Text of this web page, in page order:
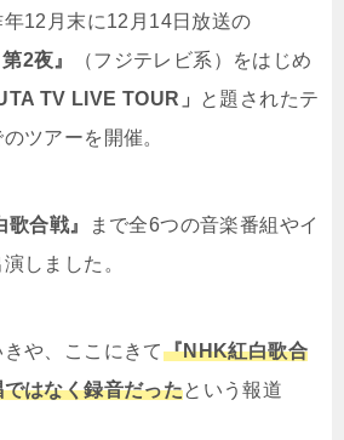
12月末に12月14日放送の
2夜』
（フジテレビ系）をはじめ
TV LIVE TOUR」
と題されたテ
ツアーを開催。
歌合戦』
まで全6つの音楽番組やイ
しました。
や、ここにきて『NHK紅白歌合
はなく録音だったという報道